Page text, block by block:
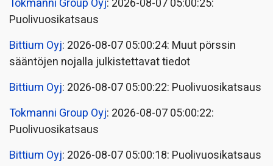
Tokmanni Group Oyj: 2026-08-07 05:00:25:
Puolivuosikatsaus
Bittium Oyj: 2026-08-07 05:00:24: Muut pörssin
sääntöjen nojalla julkistettavat tiedot
Bittium Oyj: 2026-08-07 05:00:22: Puolivuosikatsaus
Tokmanni Group Oyj: 2026-08-07 05:00:22:
Puolivuosikatsaus
Bittium Oyj: 2026-08-07 05:00:18: Puolivuosikatsaus